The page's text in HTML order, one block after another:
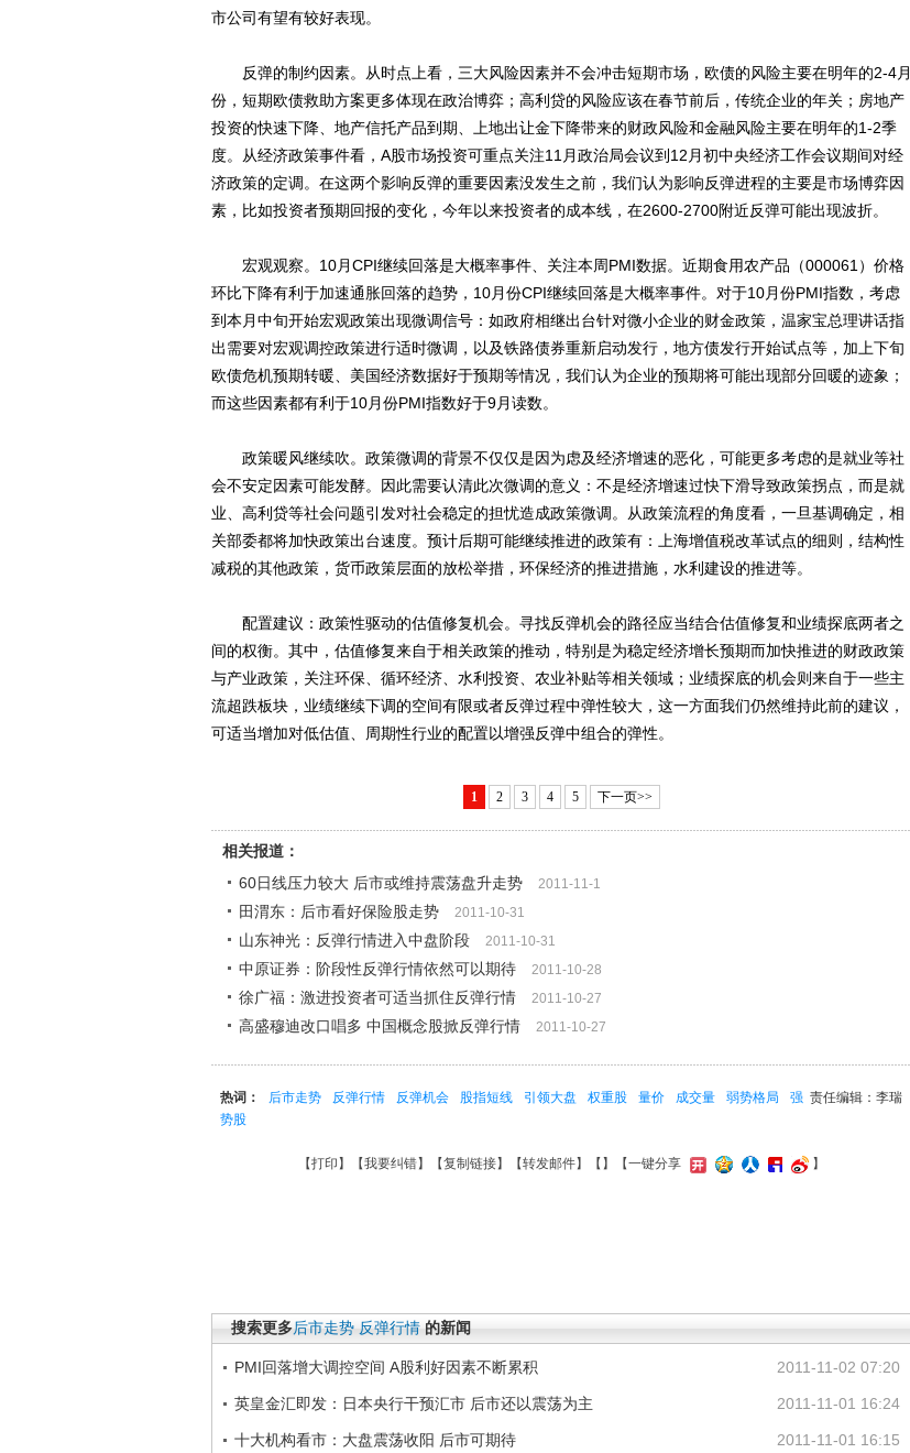
市公司有望有较好表现。
反弹的制约因素。从时点上看，三大风险因素并不会冲击短期市场，欧债的风险主要在明年的2-4月
份，短期欧债救助方案更多体现在政治博弈；高利贷的风险应该在春节前后，传统企业的年关；房地产
投资的快速下降、地产信托产品到期、上地出让金下降带来的财政风险和金融风险主要在明年的1-2季
度。从经济政策事件看，A股市场投资可重点关注11月政治局会议到12月初中央经济工作会议期间对经
济政策的定调。在这两个影响反弹的重要因素没发生之前，我们认为影响反弹进程的主要是市场博弈因
素，比如投资者预期回报的变化，今年以来投资者的成本线，在2600-2700附近反弹可能出现波折。
宏观观察。10月CPI继续回落是大概率事件、关注本周PMI数据。近期食用农产品（000061）价格
环比下降有利于加速通胀回落的趋势，10月份CPI继续回落是大概率事件。对于10月份PMI指数，考虑
到本月中旬开始宏观政策出现微调信号：如政府相继出台针对微小企业的财金政策，温家宝总理讲话指
出需要对宏观调控政策进行适时微调，以及铁路债券重新启动发行，地方债发行开始试点等，加上下旬
欧债危机预期转暖、美国经济数据好于预期等情况，我们认为企业的预期将可能出现部分回暖的迹象；
而这些因素都有利于10月份PMI指数好于9月读数。
政策暖风继续吹。政策微调的背景不仅仅是因为虑及经济增速的恶化，可能更多考虑的是就业等社
会不安定因素可能发酵。因此需要认清此次微调的意义：不是经济增速过快下滑导致政策拐点，而是就
业、高利贷等社会问题引发对社会稳定的担忧造成政策微调。从政策流程的角度看，一旦基调确定，相
关部委都将加快政策出台速度。预计后期可能继续推进的政策有：上海增值税改革试点的细则，结构性
减税的其他政策，货币政策层面的放松举措，环保经济的推进措施，水利建设的推进等。
配置建议：政策性驱动的估值修复机会。寻找反弹机会的路径应当结合估值修复和业绩探底两者之
间的权衡。其中，估值修复来自于相关政策的推动，特别是为稳定经济增长预期而加快推进的财政政策
与产业政策，关注环保、循环经济、水利投资、农业补贴等相关领域；业绩探底的机会则来自于一些主
流超跌板块，业绩继续下调的空间有限或者反弹过程中弹性较大，这一方面我们仍然维持此前的建议，
可适当增加对低估值、周期性行业的配置以增强反弹中组合的弹性。
1 2 3 4 5 下一页>>
相关报道：
60日线压力较大 后市或维持震荡盘升走势
2011-11-1
田渭东：后市看好保险股走势 2011-10-31
山东神光：反弹行情进入中盘阶段 2011-10-31
中原证券：阶段性反弹行情依然可以期待 2011-10-28
徐广福：激进投资者可适当抓住反弹行情 2011-10-27
高盛穆迪改口唱多 中国概念股掀反弹行情 2011-10-27
责任编辑：李瑞
热词： 后市走势 反弹行情 反弹机会 股指短线 引领大盘 权重股 量价 成交量 弱势格局
强
势股
【打印 】【我要纠错】【复制链接】【转发邮件】【 】 【一键分享 】
搜索更多后市走势 反弹行情 的新闻
2011-11-02 07:20
PMI回落增大调控空间 A股利好因素不断累积
2011-11-01 16:24
英皇金汇即发：日本央行干预汇市 后市还以震荡为主
2011-11-01 16:15
十大机构看市：大盘震荡收阳 后市可期待